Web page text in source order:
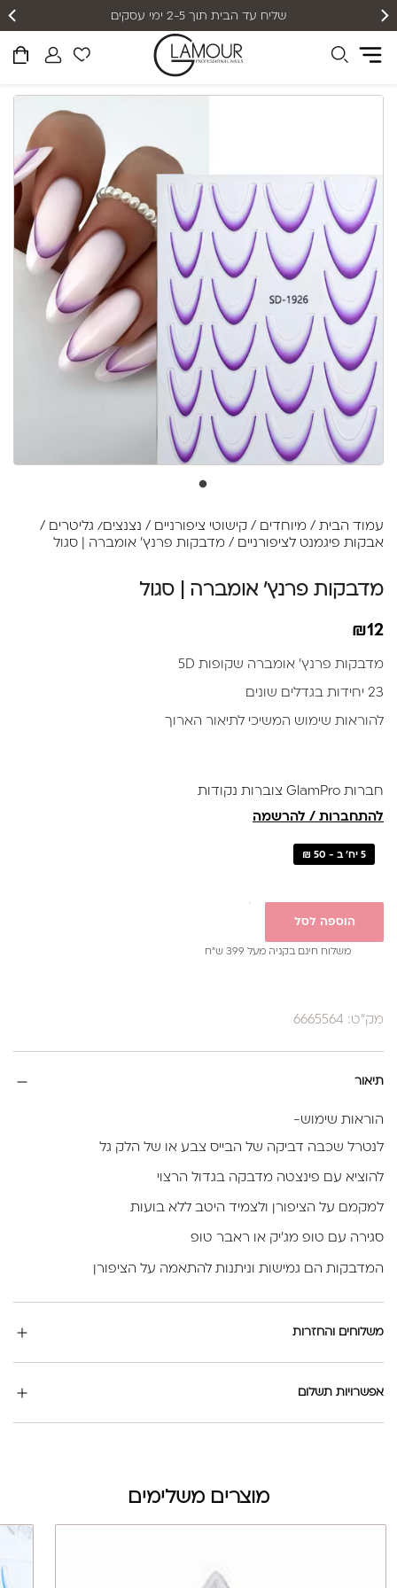
שליח עד הבית תוך 2-5 ימי עסקים
עמוד הבית / מיוחדים / קישוטי ציפורניים / נצנצים/ גליטרים /
אבקות פיגמנט לציפורניים / מדבקות פרנץ' אומברה | סגול
מדבקות פרנץ' אומברה | סגול
₪12
מדבקות פרנץ' אומברה שקופות 5D
23 יחידות בגדלים שונים
להוראות שימוש המשיכי לתיאור הארוך
חברות GlamPro צוברות נקודות
להתחברות / להרשמה
5 יח' ב - 50 ₪
הוספה לסל
משלוח חינם בקניה מעל 399 ש”ח
מק"ט: 6665564
תיאור
הוראות שימוש-
לנטרל שכבה דביקה של הבייס צבע או של הלק גל
להוציא עם פינצטה מדבקה בגדול הרצוי
למקמם על הציפורן ולצמיד היטב ללא בועות
סגירה עם טופ מג'יק או ראבר טופ
המדבקות הם גמישות וניתנות להתאמה על הציפורן
משלוחים והחזרות
אפשרויות תשלום
מוצרים משלימים